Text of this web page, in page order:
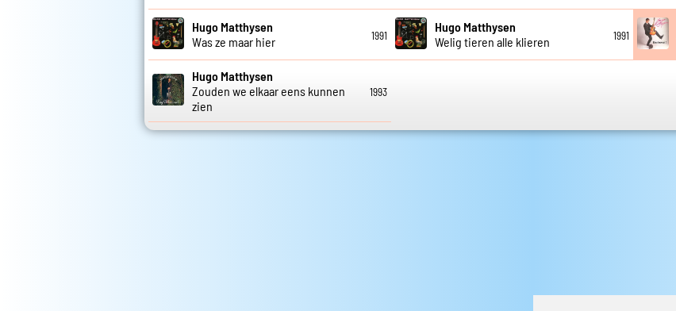
Hugo Matthysen
Was ze maar hier
1991
Hugo Matthysen
Welig tieren alle klieren
1991
Hugo Matthysen
Zouden we elkaar eens kunnen
zien
1993